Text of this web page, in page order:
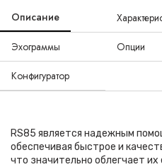
Описание
Эхограммы Опции
Конфигуратор
RS85 является надежным
обеспечивая быстрое и
что значительно облегчает